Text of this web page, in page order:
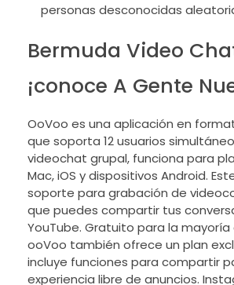
personas desconocidas
Bermuda Video
¡conoce A Gente
OoVoo es una aplicación en
que soporta 12 usuarios
videochat grupal, funciona para
Mac, iOS y dispositivos Android.
soporte para grabación de
que puedes compartir tus
YouTube. Gratuito para la mayoría
ooVoo también ofrece un plan
incluye funciones para compartir
experiencia libre de anuncios.